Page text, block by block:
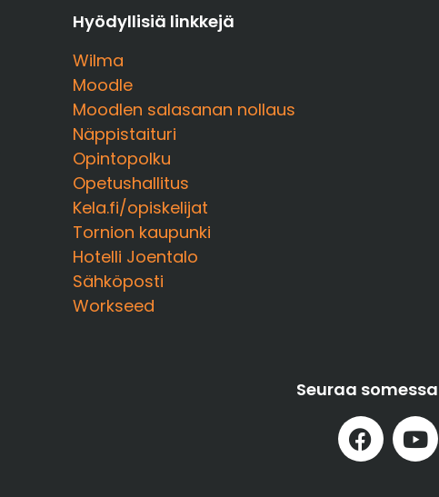
Hyödyllisiä linkkejä
Wilma
Moodle
Moodlen salasanan nollaus
Näppistaituri
Opintopolku
Opetushallitus
Kela.fi/opiskelijat
Tornion kaupunki
Hotelli Joentalo
Sähköposti
Workseed
Seuraa somessa